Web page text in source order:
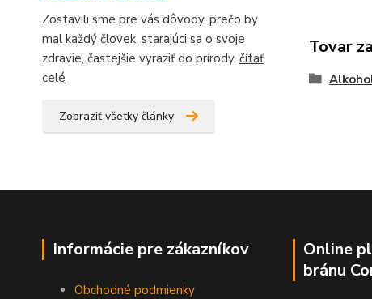
Zostavili sme pre vás dôvody, prečo by
mal každý človek, starajúci sa o svoje
zdravie, častejšie vyraziť do prírody. čítať
celé
Zobraziť všetky články
Tovar
Informácie pre zákazníkov
Obchodné podmienky
Online
bránu